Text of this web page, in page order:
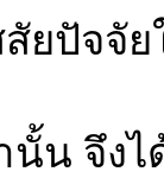
ยปัจจั
นั้น จึง